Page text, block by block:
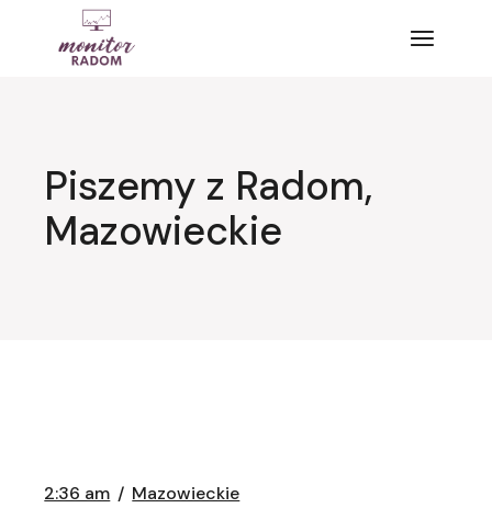
Piszemy z Radom,
Mazowieckie
2:36 am Mazowieckie